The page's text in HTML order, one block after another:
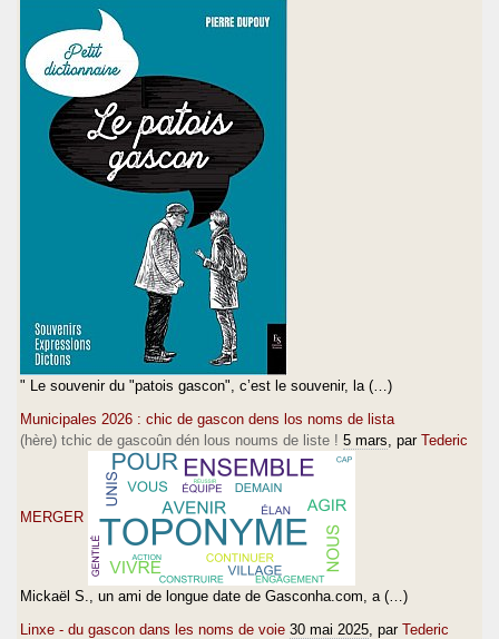
" Le souvenir du "patois gascon", c’est le souvenir, la (…)
Municipales 2026 : chic de gascon dens los noms de lista
(hère) tchic de gascoûn dén lous noums de liste ! 5 mars , par Tederic
MERGER
Mickaël S., un ami de longue date de Gasconha.com, a (…)
Linxe - du gascon dans les noms de voie 30 mai 2025 , par Tederic